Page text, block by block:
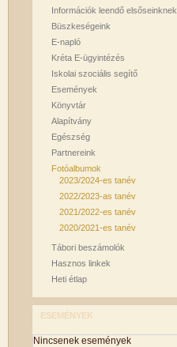
Információk leendő elsőseinknek
Büszkeségeink
E-napló
Kréta E-ügyintézés
Iskolai szociális segítő
Események
Könyvtár
Alapítvány
Egészség
Partnereink
Fotóalbumok
2023/2024-es tanév
2022/2023-as tanév
2021/2022-es tanév
2020/2021-es tanév
Tábori beszámolók
Hasznos linkek
Heti étlap
ESEMÉNYEK
Nincsenek események